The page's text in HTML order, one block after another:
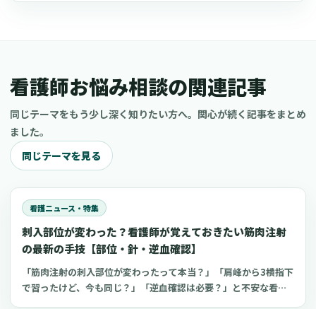
看護師お悩み相談の関連記事
同じテーマをもう少し深く知りたい方へ。関心が続く記事をまとめ
ました。
同じテーマを見る
看護ニュース・特集
刺入部位が変わった？看護師が覚えておきたい筋肉注射
の最新の手技【部位・針・逆血確認】
「筋肉注射の刺入部位が変わったって本当？」「肩峰から3横指下
で習ったけど、今も同じ？」「逆血確認は必要？」と不安な看護